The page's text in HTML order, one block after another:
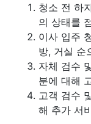
청소 전 하
의 상태를
이사 입주
방, 거실 순
자체 검수
분에 대해
고객 검수
해 추가 서